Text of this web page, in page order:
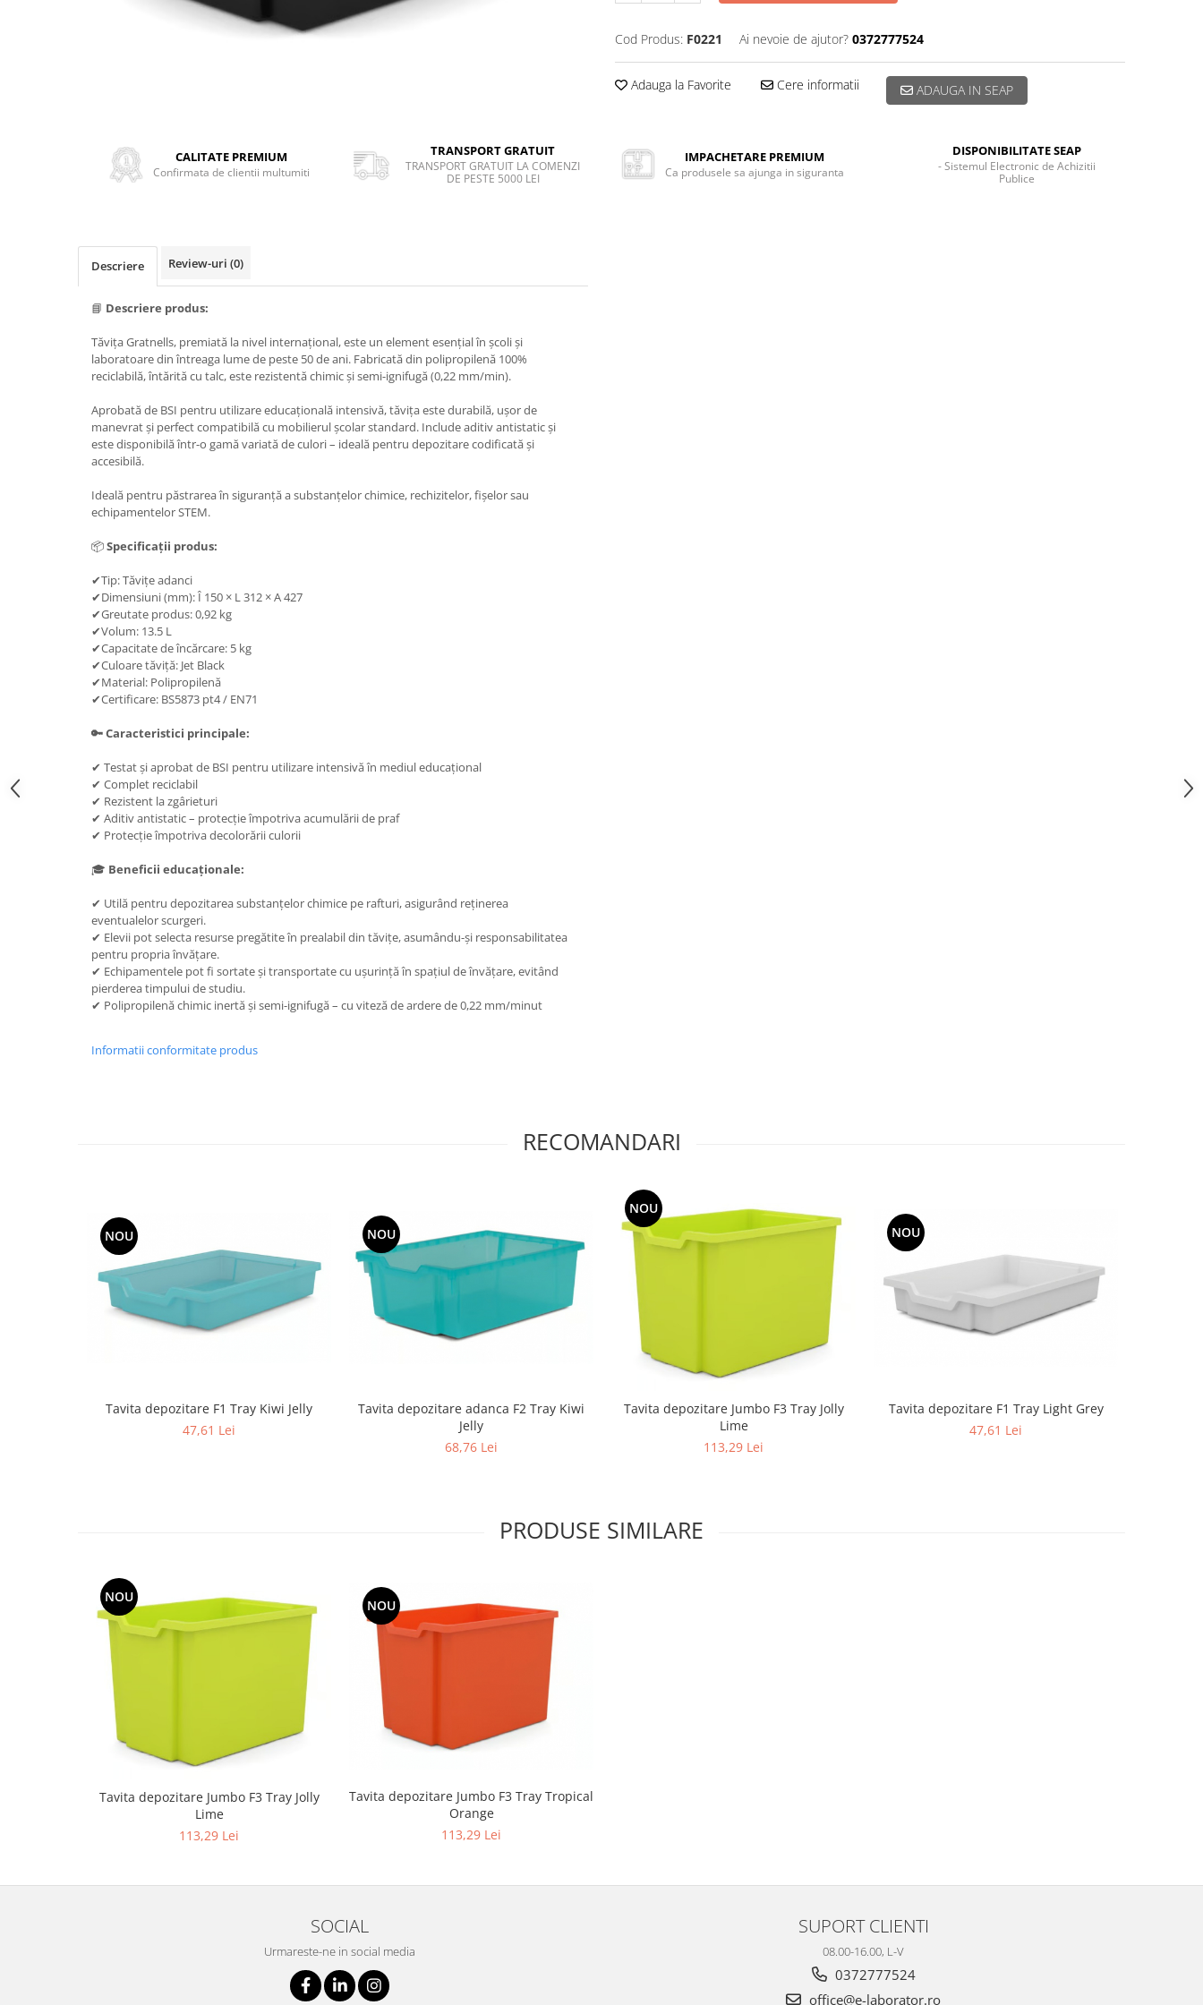
Dulapuri under-bench mobile
Cod Produs: F0221 Ai nevoie de ajutor? 0372777524
Adauga la Favorite Cere informatii ADAUGA IN SEAP
CALITATE PREMIUM
Confirmata de clientii multumiti
TRANSPORT GRATUIT
TRANSPORT GRATUIT LA COMENZI
DE PESTE 5000 LEI
IMPACHETARE PREMIUM
Ca produsele sa ajunga in siguranta
DISPONIBILITATE SEAP
- Sistemul Electronic de Achizitii
Publice
Descriere Review-uri (0)
📘 Descriere produs:
Tăvița Gratnells, premiată la nivel internațional, este un element esențial în școli și
laboratoare din întreaga lume de peste 50 de ani. Fabricată din polipropilenă 100%
reciclabilă, întărită cu talc, este rezistentă chimic și semi-ignifugă (0,22 mm/min).
Aprobată de BSI pentru utilizare educațională intensivă, tăvița este durabilă, ușor de
manevrat și perfect compatibilă cu mobilierul școlar standard. Include aditiv antistatic și
este disponibilă într-o gamă variată de culori – ideală pentru depozitare codificată și
accesibilă.
Ideală pentru păstrarea în siguranță a substanțelor chimice, rechizitelor, fișelor sau
echipamentelor STEM.
📦Specificații produs:
✔Tip: Tăvițe adanci
✔Dimensiuni (mm): Î 150 × L 312 × A 427
✔Greutate produs: 0,92 kg
✔Volum: 13.5 L
✔Capacitate de încărcare: 5 kg
✔Culoare tăviță: Jet Black
✔Material: Polipropilenă
✔Certificare: BS5873 pt4 / EN71
🔑 Caracteristici principale:
✔ Testat și aprobat de BSI pentru utilizare intensivă în mediul educațional
✔ Complet reciclabil
✔ Rezistent la zgârieturi
✔ Aditiv antistatic – protecție împotriva acumulării de praf
✔ Protecție împotriva decolorării culorii
🎓 Beneficii educaționale:
✔ Utilă pentru depozitarea substanțelor chimice pe rafturi, asigurând reținerea
eventualelor scurgeri.
✔ Elevii pot selecta resurse pregătite în prealabil din tăvițe, asumându-și responsabilitatea
pentru propria învățare.
✔ Echipamentele pot fi sortate și transportate cu ușurință în spațiul de învățare, evitând
pierderea timpului de studiu.
✔ Polipropilenă chimic inertă și semi-ignifugă – cu viteză de ardere de 0,22 mm/minut
Informatii conformitate produs
RECOMANDARI
NOU
Tavita depozitare F1 Tray Kiwi Jelly
47,61 Lei
NOU
Tavita depozitare adanca F2 Tray Kiwi
Jelly
68,76 Lei
NOU
Tavita depozitare Jumbo F3 Tray Jolly
Lime
113,29 Lei
NOU
Tavita depozitare F1 Tray Light Grey
47,61 Lei
PRODUSE SIMILARE
NOU
Tavita depozitare Jumbo F3 Tray Jolly
Lime
113,29 Lei
NOU
Tavita depozitare Jumbo F3 Tray Tropical
Orange
113,29 Lei
SOCIAL
Urmareste-ne in social media
SUPORT CLIENTI
08.00-16.00, L-V
0372777524
office@e-laborator.ro